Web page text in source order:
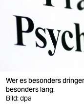
wahrheit
veranstaltungen
Wer es besonders
besonders lang.
Bild: dpa